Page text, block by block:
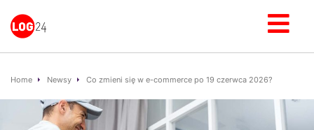
Home Newsy Co zmieni się w e-commerce po 19 czerwca 2026?